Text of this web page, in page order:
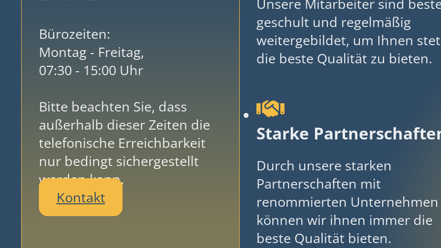
geschult und regelmäßig
weitergebildet, um Ihnen
die beste Qualität zu bieten.
Starke
Durch unsere starken
Partnerschaften mit
renommierten Unternehmen
können wir ihnen immer die
beste Qualität bieten.
Bürozeiten:
Montag - Freitag,
07:30 - 15:00 Uhr
Bitte beachten Sie, dass
außerhalb dieser Zeiten die
telefonische Erreichbarkeit
nur bedingt sichergestellt
werden kann.
Kontakt